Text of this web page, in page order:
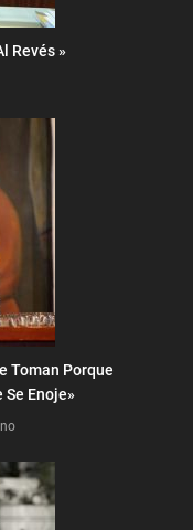
Revés »
Toman Porque
Se Enoje»